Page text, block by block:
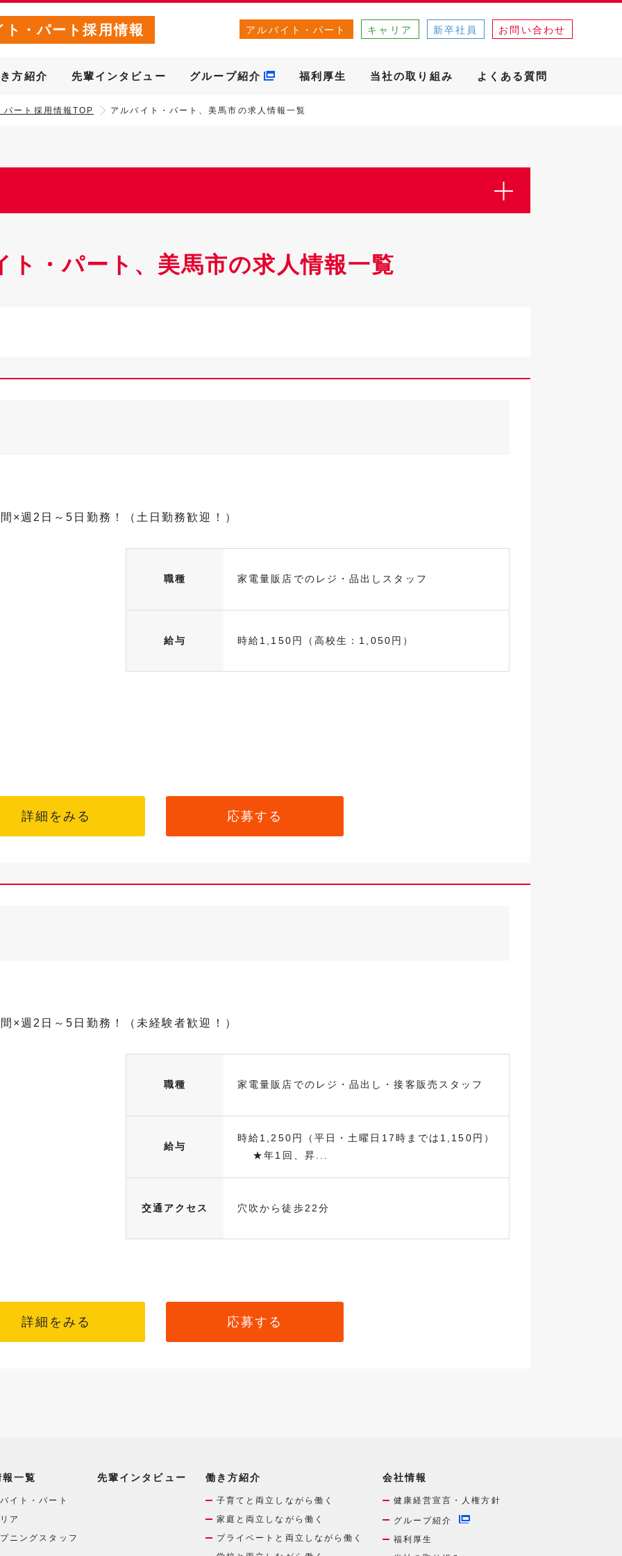
ト・パート採用情報 アルバイト・パート キャリア 新卒社員 お問い合わせ
方紹介 先輩インタビュー グループ紹介 福利厚生 当社の取り組み よくある質問
パート採用情報TOP アルバイト・パート、美馬市の求人情報一覧
ト・パート、美馬市の求人情報一覧
週2日～5日勤務！（土日勤務歓迎！）
職種 家電量販店でのレジ・品出しスタッフ
給与 時給1,150円（高校生：1,050円）
詳細をみる 応募する
週2日～5日勤務！（未経験者歓迎！）
職種 家電量販店でのレジ・品出し・接客販売スタッフ
給与
時給1,250円（平日・土曜日17時までは1,150円）
★年1回、昇...
交通アクセス 穴吹から徒歩22分
詳細をみる 応募する
報一覧
イト・パート
ア
ニングスタッフ
先輩インタビュー 働き方紹介
子育てと両立しながら働く
家庭と両立しながら働く
プライベートと両立しながら働く
会社情報
健康経営宣言・人権方針
グループ紹介
福利厚生